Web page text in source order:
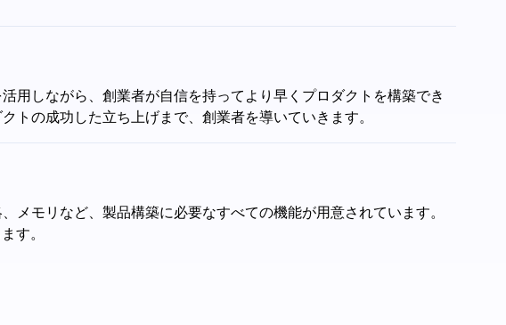
用しながら、創業者が自信を持ってより早くプロダクトを構築でき
トの成功した立ち上げまで、創業者を導いていきます。
モリなど、製品構築に必要なすべての機能が用意されています。
す。